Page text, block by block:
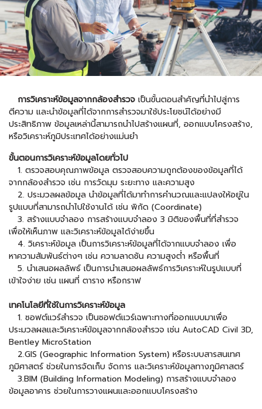
การวิเคราะห์ข้อมูลจากกล้องสำรวจ เป็นขั้นตอนสำคัญที่นำไปสู่การ
ตีความ และนำข้อมูลที่ได้จากการสำรวจมาใช้ประโยชน์ได้อย่างมี
ประสิทธิภาพ ข้อมูลเหล่านี้สามารถนำไปสร้างแผนที่, ออกแบบโครงสร้าง,
หรือวิเคราะห์ภูมิประเทศได้อย่างแม่นยำ
ขั้นตอนการวิเคราะห์ข้อมูลโดยทั่วไป
1. ตรวจสอบคุณภาพข้อมูล ตรวจสอบความถูกต้องของข้อมูลที่ได้
จากกล้องสำรวจ เช่น การวัดมุม ระยะทาง และความสูง
2. ประมวลผลข้อมูล นำข้อมูลที่ได้มาทำการคำนวณและแปลงให้อยู่ใน
รูปแบบที่สามารถนำไปใช้งานได้ เช่น พิกัด (Coordinate)
3. สร้างแบบจำลอง การสร้างแบบจำลอง 3 มิติของพื้นที่ที่สำรวจ
เพื่อให้เห็นภาพ และวิเคราะห์ข้อมูลได้ง่ายขึ้น
4. วิเคราะห์ข้อมูล เป็นการวิเคราะห์ข้อมูลที่ได้จากแบบจำลอง เพื่อ
หาความสัมพันธ์ต่างๆ เช่น ความลาดชัน ความสูงต่ำ หรือพื้นที่
5. นำเสนอผลลัพธ์ เป็นการนำเสนอผลลัพธ์การวิเคราะห์ในรูปแบบที่
เข้าใจง่าย เช่น แผนที่ ตาราง หรือกราฟ
เทคโนโลยีที่ใช้ในการวิเคราะห์ข้อมูล
1. ซอฟต์แวร์สำรวจ เป็นซอฟต์แวร์เฉพาะทางที่ออกแบบมาเพื่อ
ประมวลผลและวิเคราะห์ข้อมูลจากกล้องสำรวจ เช่น AutoCAD Civil 3D,
Bentley MicroStation
2.GIS (Geographic Information System) หรือระบบสารสนเทศ
ภูมิศาสตร์ ช่วยในการจัดเก็บ จัดการ และวิเคราะห์ข้อมูลทางภูมิศาสตร์
3.BIM (Building Information Modeling) การสร้างแบบจำลอง
ข้อมูลอาคาร ช่วยในการวางแผนและออกแบบโครงสร้าง